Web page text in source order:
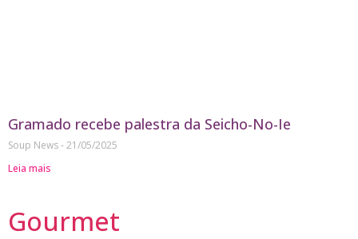
Gramado recebe palestra da Seicho-No-Ie
Soup News 21/05/2025
Leia mais
Gourmet